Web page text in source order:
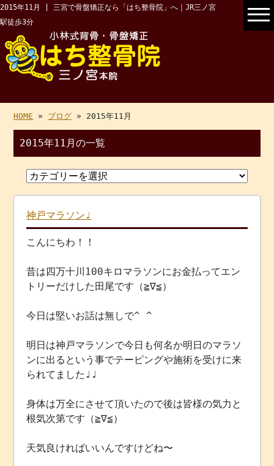
2015年11月 | 三宮で骨盤矯正なら「はち整骨院」へ｜JR三ノ宮
駅徒歩3分
HOME » ブログ » 2015年11月
2015年11月の一覧
神戸マラソン♩
こんにちわ！！
昔は四万十川100キロマラソンにお金払ってエン
トリーだけした田尾です（≧∇≦）
今日は堅いお話は無しで^ ^
明日は神戸マラソンで今日も何名か明日のマラソ
ンに出るという事でテーピングや施術を受けに来
られてました♩♩
身体は万全にさせて頂いたので後は皆様の気力と
根気次第です（≧∇≦）
天気良ければいいんですけどね〜